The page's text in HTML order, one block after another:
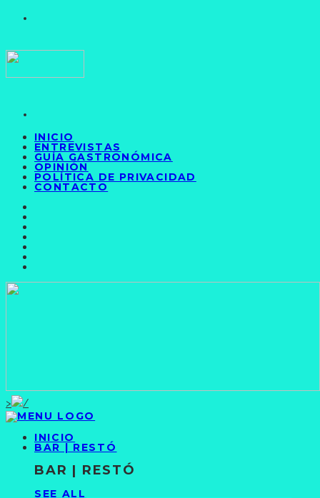
INICIO
ENTREVISTAS
GUÍA GASTRONÓMICA
OPINIÓN
POLÍTICA DE PRIVACIDAD
CONTACTO
>
INICIO
BAR | RESTÓ
BAR | RESTÓ
SEE ALL